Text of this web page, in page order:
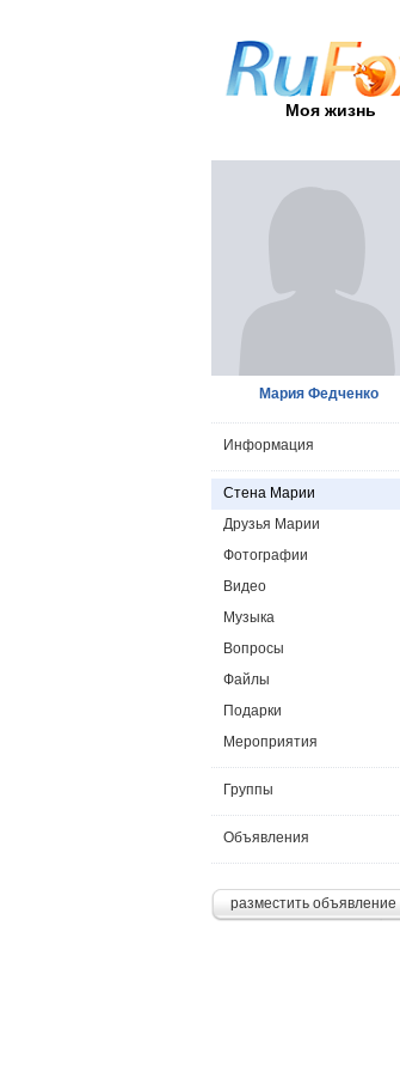
Моя жизнь
Мария Федченко
Информация
Стена Марии
Друзья Марии
Фотографии
Видео
Музыка
Вопросы
Файлы
Подарки
Мероприятия
Группы
Объявления
разместить объявление